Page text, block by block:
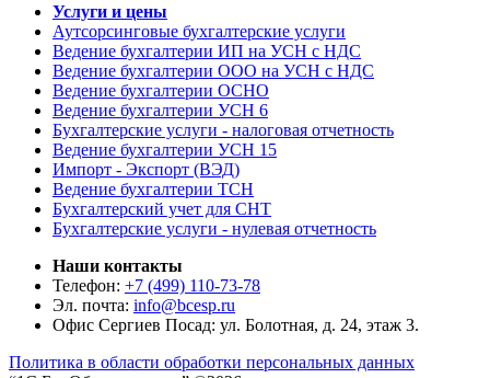
Услуги и цены
Аутсорсинговые бухгалтерские услуги
Ведение бухгалтерии ИП на УСН с НДС
Ведение бухгалтерии ООО на УСН с НДС
Ведение бухгалтерии ОСНО
Ведение бухгалтерии УСН 6
Бухгалтерские услуги - налоговая отчетность
Ведение бухгалтерии УСН 15
Импорт - Экспорт (ВЭД)
Ведение бухгалтерии ТСН
Бухгалтерский учет для СНТ
Бухгалтерские услуги - нулевая отчетность
Наши контакты
Телефон: +7 (499) 110-73-78
Эл. почта: info@bcesp.ru
Офис Сергиев Посад: ул. Болотная, д. 24, этаж 3.
Политика в области обработки персональных данных